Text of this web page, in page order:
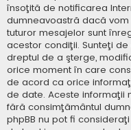
însoţită de notificarea
dumneavoastră dacă
tuturor mesajelor sunt
acestor condiţii. Sunteţi
dreptul de a şterge,
orice moment în care
de acord ca orice
de date. Aceste informaţii
fără consimţământul
phpBB nu pot fi